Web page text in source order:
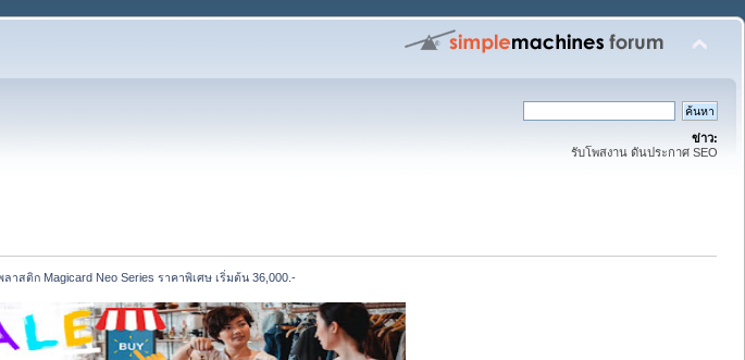
ข่าว:
รับโพสงาน ดันประกาศ SEO
าสติก Magicard Neo Series ราคาพิเศษ เริ่มต้น 36,000.-